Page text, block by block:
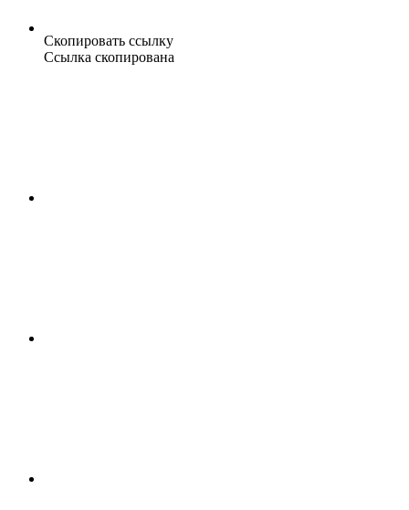
Скопировать ссылку
Ссылка скопирована